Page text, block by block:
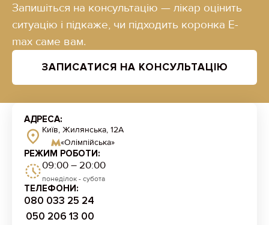
Запишіться на консультацію — лікар оцінить
ситуацію і підкаже, чи підходить коронка E-
max саме вам.
ЗАПИСАТИСЯ НА КОНСУЛЬТАЦІЮ
АДРЕСА:
Київ, Жилянська, 12А
«Олімпійська»
РЕЖИМ РОБОТИ:
09:00 – 20:00
понеділок - субота
ТЕЛЕФОНИ:
080 033 25 24
050 206 13 00